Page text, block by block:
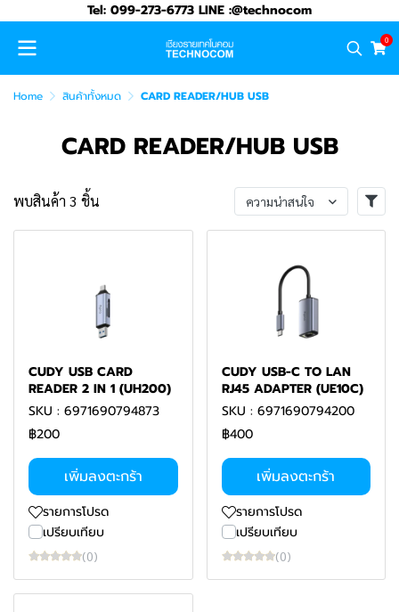
Tel: 099-273-6773 LINE :@technocom
0
Home สินค้าทั้งหมด CARD READER/HUB USB
CARD READER/HUB USB
พบสินค้า 3 ชิ้น ความน่าสนใจ
CUDY USB CARD
READER 2 IN 1 (UH200)
SKU : 6971690794873
฿200
เพิ่มลงตะกร้า
รายการโปรด
เปรียบเทียบ
(0)
CUDY USB-C TO LAN
RJ45 ADAPTER (UE10C)
SKU : 6971690794200
฿400
เพิ่มลงตะกร้า
รายการโปรด
เปรียบเทียบ
(0)